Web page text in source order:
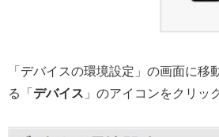
「デバイスの環境設定」の画面に移
る「 デバイス 」のアイコンをクリッ